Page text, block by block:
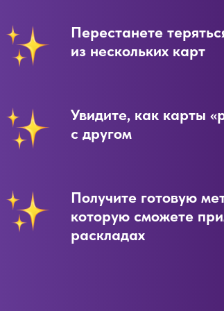
Перестанете
из нескольких карт
Увидите, как карты
с другом
Получите готовую
которую сможете
раскладах